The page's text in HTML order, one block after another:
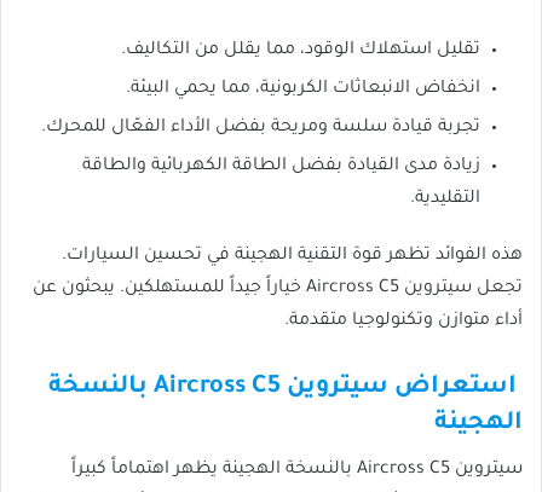
تقليل استهلاك الوقود، مما يقلل من التكاليف.
انخفاض الانبعاثات الكربونية، مما يحمي البيئة.
تجربة قيادة سلسة ومريحة بفضل الأداء الفعّال للمحرك.
زيادة مدى القيادة بفضل الطاقة الكهربائية والطاقة
التقليدية.
هذه الفوائد تظهر قوة التقنية الهجينة في تحسين السيارات.
تجعل سيتروين Aircross C5 خياراً جيداً للمستهلكين. يبحثون عن
أداء متوازن وتكنولوجيا متقدمة.
استعراض سيتروين Aircross C5 بالنسخة
الهجينة
سيتروين Aircross C5 بالنسخة الهجينة يظهر اهتماماً كبيراً